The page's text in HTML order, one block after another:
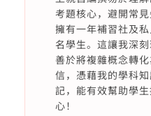
考題核心，避開常
擁有一年補習社及
名學生。這讓我深
善於將複雜概念轉
信，憑藉我的學科
記，能有效幫助學
心！